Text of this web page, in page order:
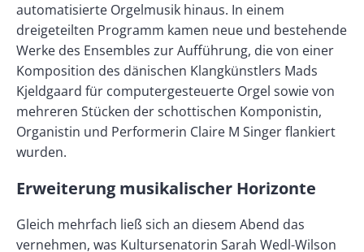
automatisierte Orgelmusik hinaus. In einem
dreigeteilten Programm kamen neue und bestehende
Werke des Ensembles zur Aufführung, die von einer
Komposition des dänischen Klangkünstlers Mads
Kjeldgaard für computergesteuerte Orgel sowie von
mehreren Stücken der schottischen Komponistin,
Organistin und Performerin Claire M Singer flankiert
wurden.
Erweiterung musikalischer Horizonte
Gleich mehrfach ließ sich an diesem Abend das
vernehmen, was Kultursenatorin Sarah Wedl-Wilson